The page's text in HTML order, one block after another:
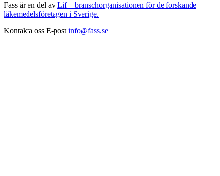
Fass är en del av Lif – branschorganisationen för de forskande
läkemedelsföretagen i Sverige.
Kontakta oss E-post info@fass.se